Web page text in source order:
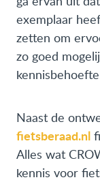
exemplaar
zetten om
zo goed
Naast de
fietsberaad.nl
Alles wat
kennis voor